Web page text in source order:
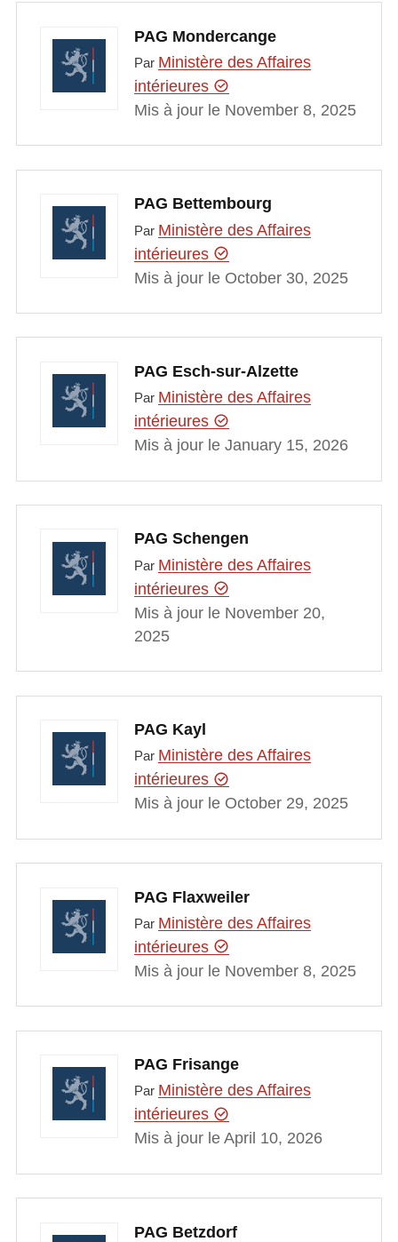
PAG Mondercange
Par Ministère des Affaires
intérieures
Mis à jour le November 8, 2025
PAG Bettembourg
Par Ministère des Affaires
intérieures
Mis à jour le October 30, 2025
PAG Esch-sur-Alzette
Par Ministère des Affaires
intérieures
Mis à jour le January 15, 2026
PAG Schengen
Par Ministère des Affaires
intérieures
Mis à jour le November 20,
2025
PAG Kayl
Par Ministère des Affaires
intérieures
Mis à jour le October 29, 2025
PAG Flaxweiler
Par Ministère des Affaires
intérieures
Mis à jour le November 8, 2025
PAG Frisange
Par Ministère des Affaires
intérieures
Mis à jour le April 10, 2026
PAG Betzdorf